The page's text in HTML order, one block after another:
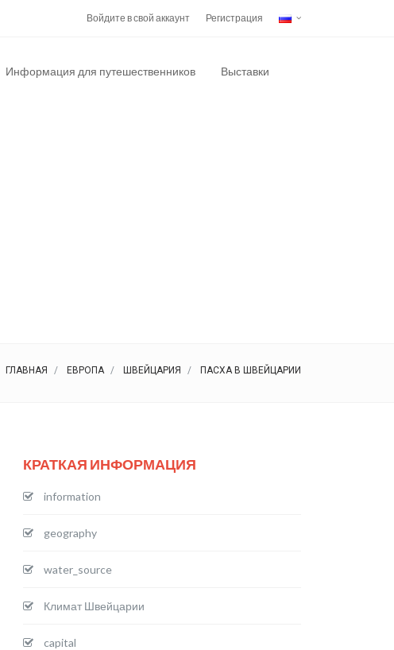
Войдите в свой аккаунт Регистрация
Информация для путешественников Выставки
ГЛАВНАЯ ЕВРОПА ШВЕЙЦАРИЯ ПАСХА В ШВЕЙЦАРИИ
КРАТКАЯ ИНФОРМАЦИЯ
information
geography
water_source
Климат Швейцарии
capital